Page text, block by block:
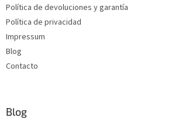
n
Política de devoluciones y garantía
Política de privacidad
Impressum
Blog
Contacto
Blog